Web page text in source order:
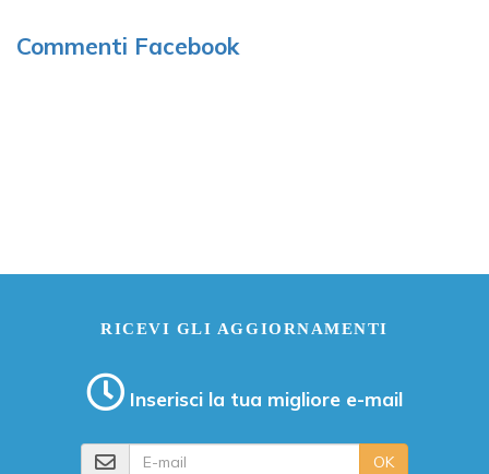
Commenti Facebook
RICEVI GLI AGGIORNAMENTI
Inserisci la tua migliore e-mail
OK